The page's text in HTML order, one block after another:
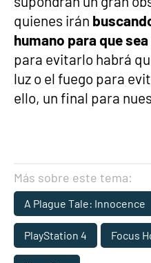
quienes irán
humano para que
para evitarlo habrá
luz o el fuego para
ello, un final para
Más sobre este tema:
A Plague Tale: Innocence
PlayStation 4 Focus